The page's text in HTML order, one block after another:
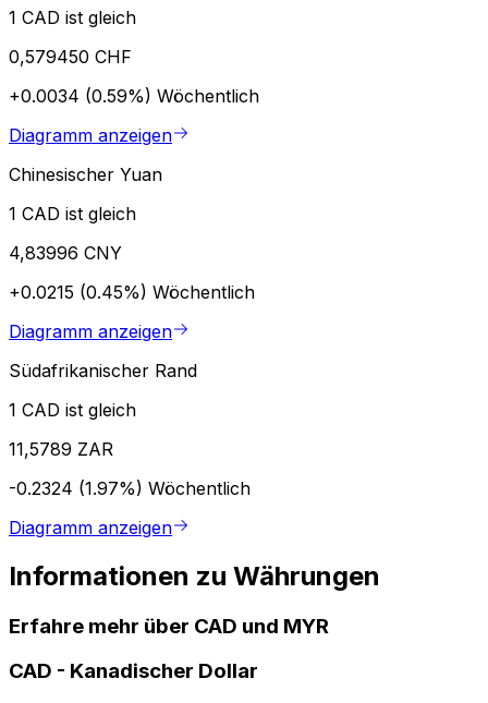
1 CAD ist gleich
0,579450 CHF
+0.0034 (0.59%) Wöchentlich
Diagramm anzeigen
Chinesischer Yuan
1 CAD ist gleich
4,83996 CNY
+0.0215 (0.45%) Wöchentlich
Diagramm anzeigen
Südafrikanischer Rand
1 CAD ist gleich
11,5789 ZAR
-0.2324 (1.97%) Wöchentlich
Diagramm anzeigen
Informationen zu Währungen
Erfahre mehr über CAD und MYR
CAD - Kanadischer Dollar